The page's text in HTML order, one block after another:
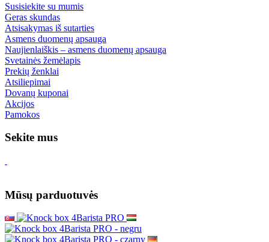
Susisiekite su mumis
Geras skundas
Atsisakymas iš sutarties
Asmens duomenų apsauga
Naujienlaiškis – asmens duomenų apsauga
Svetainės žemėlapis
Prekių ženklai
Atsiliepimai
Dovanų kuponai
Akcijos
Pamokos
Sekite mus
Mūsų parduotuvės